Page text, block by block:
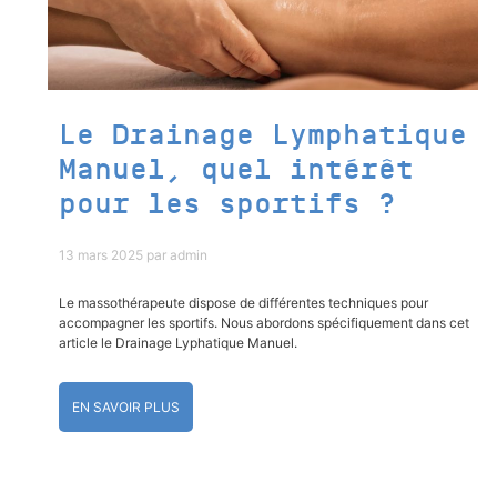
Le Drainage Lymphatique
Manuel, quel intérêt
pour les sportifs ?
13 mars 2025 par admin
Le massothérapeute dispose de différentes techniques pour
accompagner les sportifs. Nous abordons spécifiquement dans cet
article le Drainage Lyphatique Manuel.
EN SAVOIR PLUS